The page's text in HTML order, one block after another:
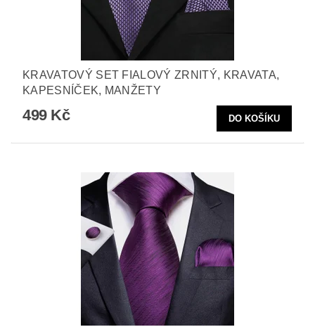
KRAVATOVÝ SET FIALOVÝ ZRNITÝ, KRAVATA,
KAPESNÍČEK, MANŽETY
499 Kč